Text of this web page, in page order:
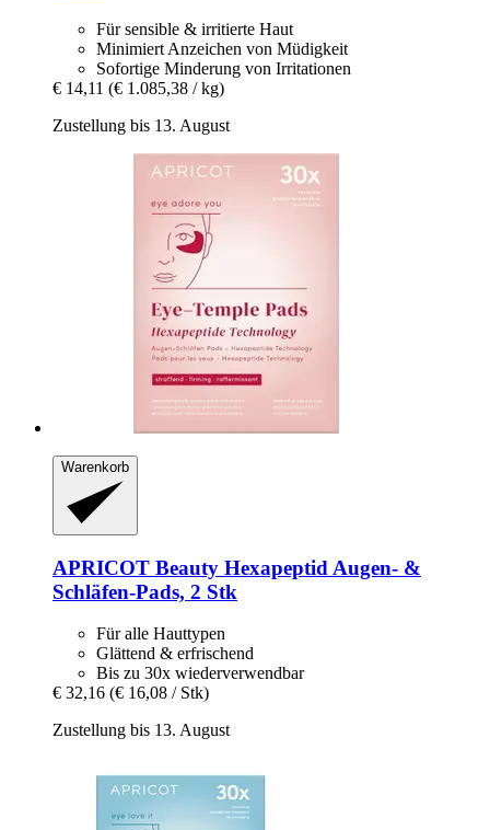
Für sensible & irritierte Haut
Minimiert Anzeichen von Müdigkeit
Sofortige Minderung von Irritationen
€ 14,11 (€ 1.085,38 / kg)
Zustellung bis 13. August
Warenkorb
APRICOT Beauty Hexapeptid Augen-​ &
Schläfen-​Pads, 2 Stk
Für alle Hauttypen
Glättend & erfrischend
Bis zu 30x wiederverwendbar
€ 32,16 (€ 16,08 / Stk)
Zustellung bis 13. August